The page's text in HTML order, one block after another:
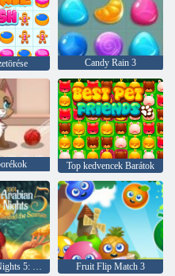
Candy Rain 3
Top kedvencek Barátok
1001 Arab Nights 5: Sinbad a tengerész Fruit Flip Match 3